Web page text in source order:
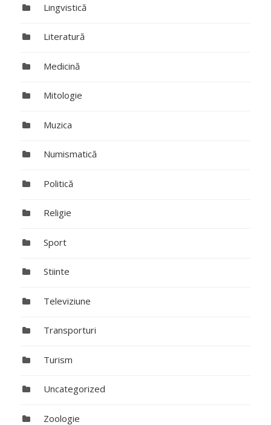
Lingvistică
Literatură
Medicină
Mitologie
Muzica
Numismatică
Politică
Religie
Sport
Stiinte
Televiziune
Transporturi
Turism
Uncategorized
Zoologie